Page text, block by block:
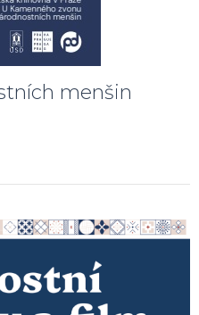
menšin